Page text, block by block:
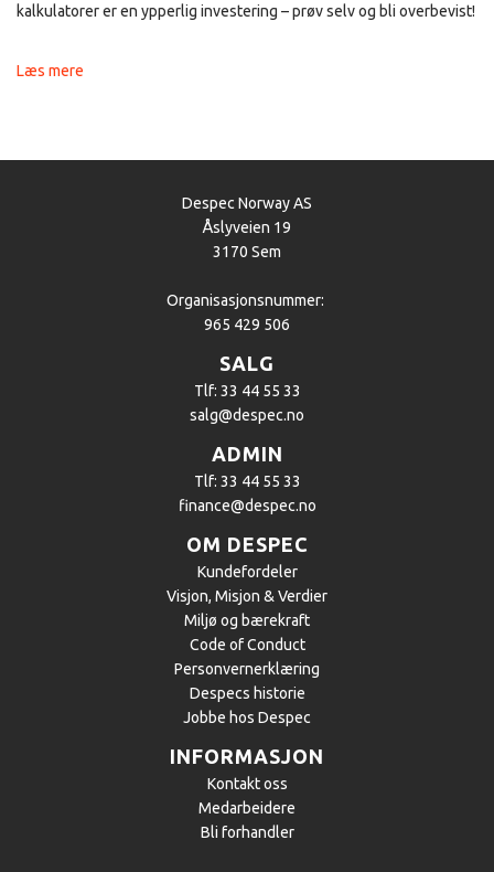
kalkulatorer er en ypperlig investering – prøv selv og bli overbevist!
Læs mere
Despec Norway AS
Åslyveien 19
3170 Sem
Organisasjonsnummer:
965 429 506
SALG
Tlf: 33 44 55 33
salg@despec.no
ADMIN
Tlf: 33 44 55 33
finance@despec.no
OM DESPEC
Kundefordeler
​Visjon, Misjon & Verdier
Miljø og bærekraft
Code of Conduct
Personvernerklæring
Despecs historie
Jobbe hos Despec
INFORMASJON
Kontakt oss
Medarbeidere
Bli forhandler